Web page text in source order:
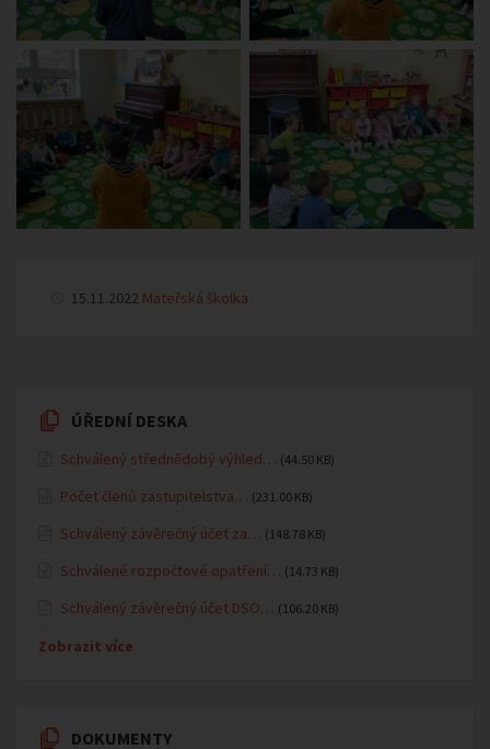
15.11.2022 Mateřská školka
ÚŘEDNÍ DESKA
Schválený střednědobý výhled… (44.50 KB)
Počet členů zastupitelstva… (231.00 KB)
Schválený závěrečný účet za… (148.78 KB)
Schválené rozpočtové opatření… (14.73 KB)
Schválený závěrečný účet DSO… (106.20 KB)
Zobrazit více
DOKUMENTY